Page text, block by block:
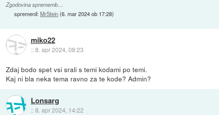
Zgodovina sprememb…
spremenil:MrStein(6. mar 2024 ob 17:28)
miko22
::8. apr 2024, 08:23
Zdaj bodo spet vsi srali s temi kodami po temi.
Kaj ni bla neka tema ravno za te kode? Admin?
Lonsarg
::8. apr 2024, 14:22